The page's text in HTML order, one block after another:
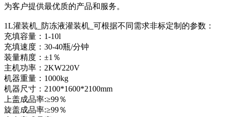
为客户提供最优质的产品和服务。
1L灌装机_防冻液灌装机_可根据不同需求非标定制的参数：
充填容量：1-10l
充填速度：30-40瓶/分钟
装量精度：±1％
主机功率：2KW220V
机器重量：1000kg
机器尺寸：2100*1600*2100mm
上盖成品率:≥99％
旋盖成品率:≥99％